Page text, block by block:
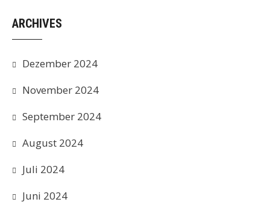
ARCHIVES
Dezember 2024
November 2024
September 2024
August 2024
Juli 2024
Juni 2024